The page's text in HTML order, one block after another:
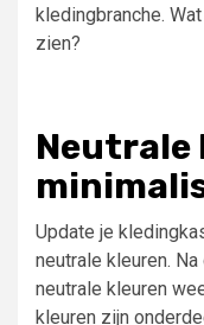
kledingbranche.
zien?
Update je
neutrale kleuren.
neutrale kleuren
kleuren zijn